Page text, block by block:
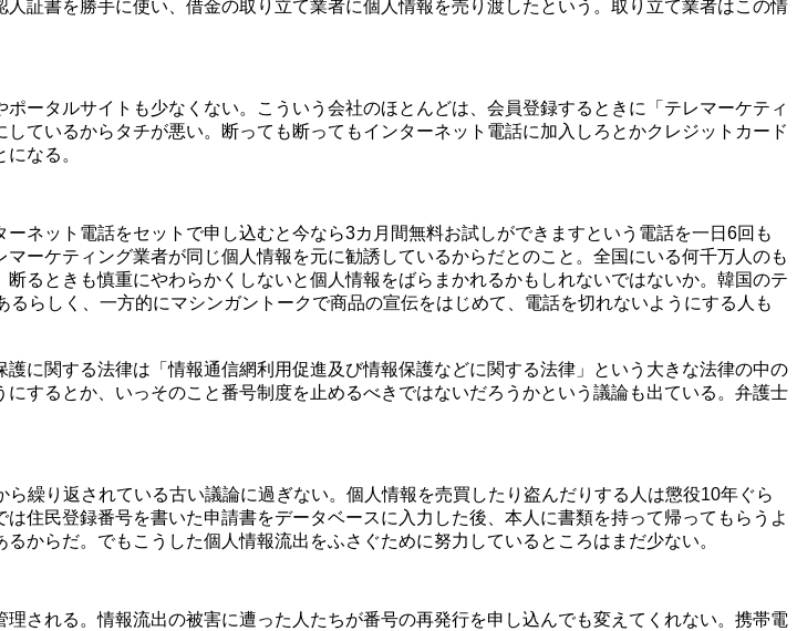
証書を勝手に使い、借金の取り立て業者に個人情報を売り渡したという。取り立て業者はこの情
ータルサイトも少なくない。こういう会社のほとんどは、会員登録するときに「テレマーケティ
ているからタチが悪い。断っても断ってもインターネット電話に加入しろとかクレジットカード
なる。
ネット電話をセットで申し込むと今なら3カ月間無料お試しができますという電話を一日6回も
ーケティング業者が同じ個人情報を元に勧誘しているからだとのこと。全国にいる何千万人のも
るときも慎重にやわらかくしないと個人情報をばらまかれるかもしれないではないか。韓国のテ
らしく、一方的にマシンガントークで商品の宣伝をはじめて、電話を切れないようにする人も
に関する法律は「情報通信網利用促進及び情報保護などに関する法律」という大きな法律の中の
するとか、いっそのこと番号制度を止めるべきではないだろうかという議論も出ている。弁護士
繰り返されている古い議論に過ぎない。個人情報を売買したり盗んだりする人は懲役10年ぐら
住民登録番号を書いた申請書をデータベースに入力した後、本人に書類を持って帰ってもらうよ
からだ。でもこうした個人情報流出をふさぐために努力しているところはまだ少ない。
される。情報流出の被害に遭った人たちが番号の再発行を申し込んでも変えてくれない。携帯電